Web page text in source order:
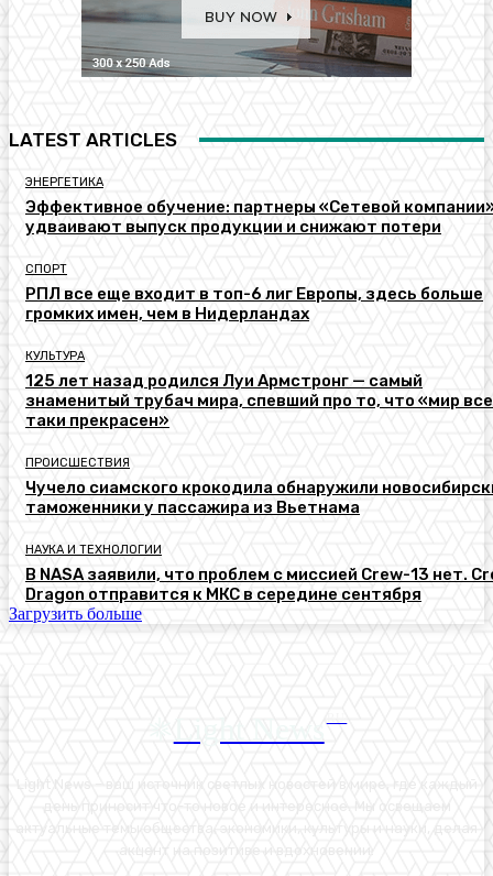
LATEST ARTICLES
ЭНЕРГЕТИКА
Эффективное обучение: партнеры «Сетевой
удваивают выпуск продукции и снижают потери
СПОРТ
РПЛ все еще входит в топ-6 лиг Европы, здесь больше
громких имен, чем в Нидерландах
КУЛЬТУРА
125 лет назад родился Луи Армстронг — самый
знаменитый трубач мира, спевший про то, что «мир
таки прекрасен»
ПРОИСШЕСТВИЯ
Чучело сиамского крокодила обнаружили
таможенники у пассажира из Вьетнама
НАУКА И ТЕХНОЛОГИИ
В NASA заявили, что проблем с миссией Crew-13 нет.
Dragon отправится к МКС в середине сентября
Загрузить больше